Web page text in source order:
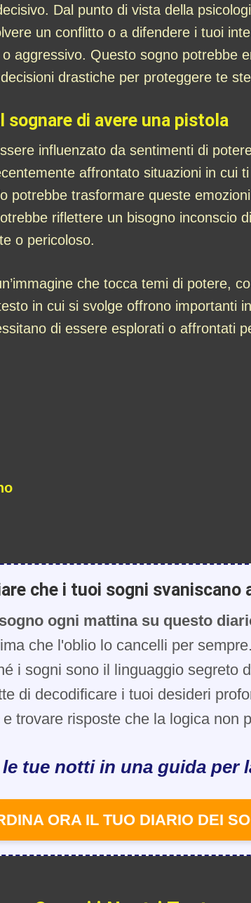
Dal punto di vista della
un conflitto o a difendere i tuoi
aggressivo. Questo sogno potrebbe
drastiche per proteggere te
di avere una pistola
influenzato da sentimenti di
affrontato situazioni in cui
potrebbe trasformare queste
riflettere un bisogno inconscio
o pericoloso.
che tocca temi di potere,
in cui si svolge offrono importanti
di essere esplorati o affrontati
che i tuoi sogni svaniscano
ogni mattina su questo
che l'oblio lo cancelli per
i sogni sono il linguaggio segreto
di decodificare i tuoi desideri
trovare risposte che la logica non
tue notti in una guida per
ORA IL TUO DIARIO DEI